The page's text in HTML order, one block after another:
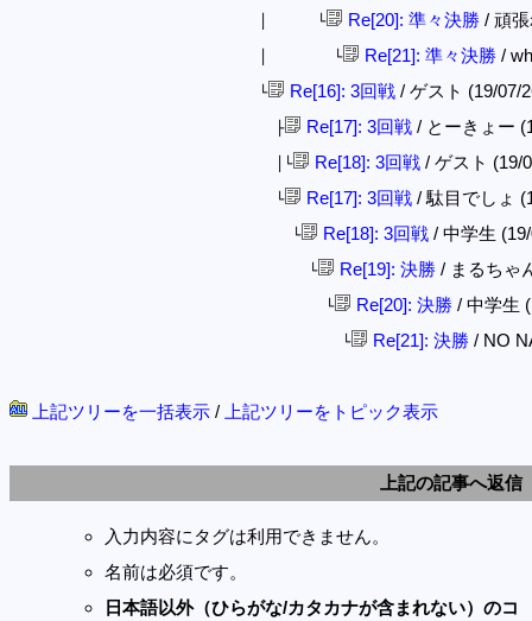
│ └ Re[20]: 準々決勝 / 頑
│ └ Re[21]: 準々決勝 /
└ Re[16]: 3回戦 / ゲスト (19/07/
├ Re[17]: 3回戦 / とーきょー
│└ Re[18]: 3回戦 / ゲスト (19/
└ Re[17]: 3回戦 / 駄目でしょ
└ Re[18]: 3回戦 / 中学生
└ Re[19]: 決勝 / まるちゃ
└ Re[20]: 決勝 / 中学生
└ Re[21]: 決勝 / NO
上記ツリーを一括表示 / 上記ツリーをトピック表示
上記の記事へ返信
入力内容にタグは利用できません。
名前は必須です。
日本語以外（ひらがな/カタカナが含まれない）のコ